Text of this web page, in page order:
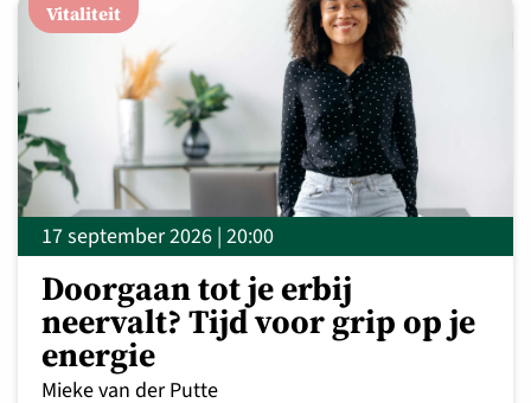
Vitaliteit
17 september 2026 | 20:00
Doorgaan tot je erbij
neervalt? Tijd voor grip op je
energie
Mieke van der Putte